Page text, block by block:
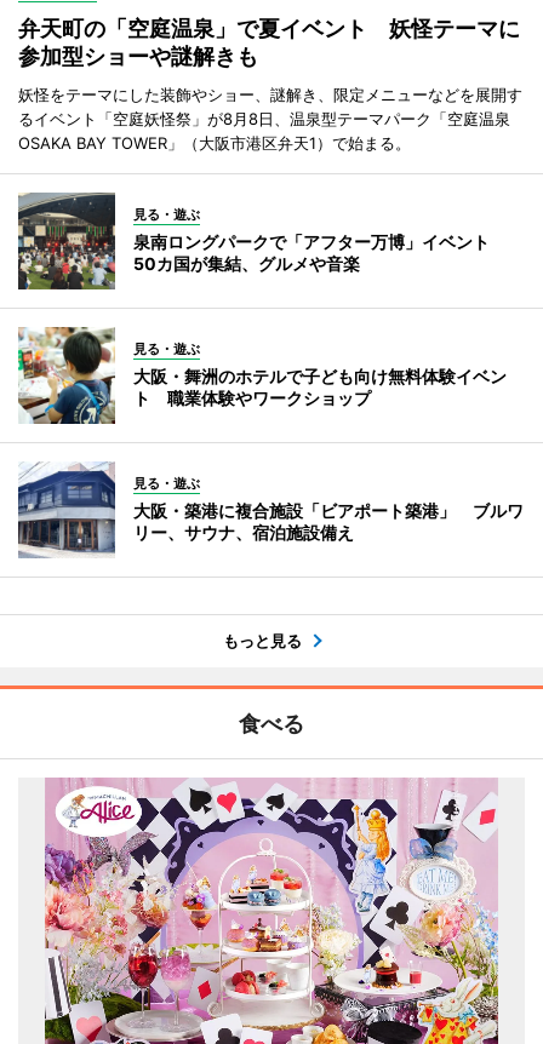
弁天町の「空庭温泉」で夏イベント 妖怪テーマに
参加型ショーや謎解きも
妖怪をテーマにした装飾やショー、謎解き、限定メニューなどを展開す
るイベント「空庭妖怪祭」が8月8日、温泉型テーマパーク「空庭温泉
OSAKA BAY TOWER」（大阪市港区弁天1）で始まる。
見る・遊ぶ
泉南ロングパークで「アフター万博」イベント
50カ国が集結、グルメや音楽
見る・遊ぶ
大阪・舞洲のホテルで子ども向け無料体験イベン
ト 職業体験やワークショップ
見る・遊ぶ
大阪・築港に複合施設「ビアポート築港」 ブルワ
リー、サウナ、宿泊施設備え
もっと見る
食べる